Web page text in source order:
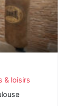
& loisirs